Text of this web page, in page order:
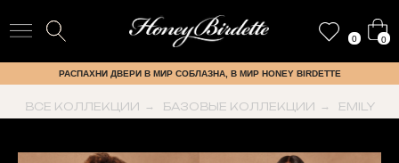
0 0
РАСПАХНИ ДВЕРИ В МИР СОБЛАЗНА, В МИР HONEY BIRDETTE
ВСЕ КОЛЛЕКЦИИ → БАЗОВЫЕ КОЛЛЕКЦИИ → EMILY